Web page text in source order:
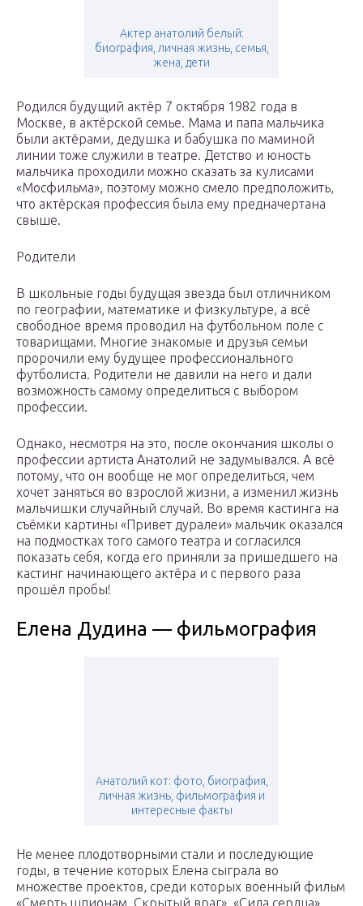
Актер анатолий белый:
биография, личная жизнь, семья,
жена, дети
Родился будущий актёр 7 октября 1982 года в
Москве, в актёрской семье. Мама и папа мальчика
были актёрами, дедушка и бабушка по маминой
линии тоже служили в театре. Детство и юность
мальчика проходили можно сказать за кулисами
«Мосфильма», поэтому можно смело предположить,
что актёрская профессия была ему предначертана
свыше.
Родители
В школьные годы будущая звезда был отличником
по географии, математике и физкультуре, а всё
свободное время проводил на футбольном поле с
товарищами. Многие знакомые и друзья семьи
пророчили ему будущее профессионального
футболиста. Родители не давили на него и дали
возможность самому определиться с выбором
профессии.
Однако, несмотря на это, после окончания школы о
профессии артиста Анатолий не задумывался. А всё
потому, что он вообще не мог определиться, чем
хочет заняться во взрослой жизни, а изменил жизнь
мальчишки случайный случай. Во время кастинга на
съёмки картины «Привет дуралеи» мальчик оказался
на подмостках того самого театра и согласился
показать себя, когда его приняли за пришедшего на
кастинг начинающего актёра и с первого раза
прошёл пробы!
Елена Дудина — фильмография
Анатолий кот: фото, биография,
личная жизнь, фильмография и
интересные факты
Не менее плодотворными стали и последующие
годы, в течение которых Елена сыграла во
множестве проектов, среди которых военный фильм
«Смерть шпионам. Скрытый враг», «Сила сердца»,